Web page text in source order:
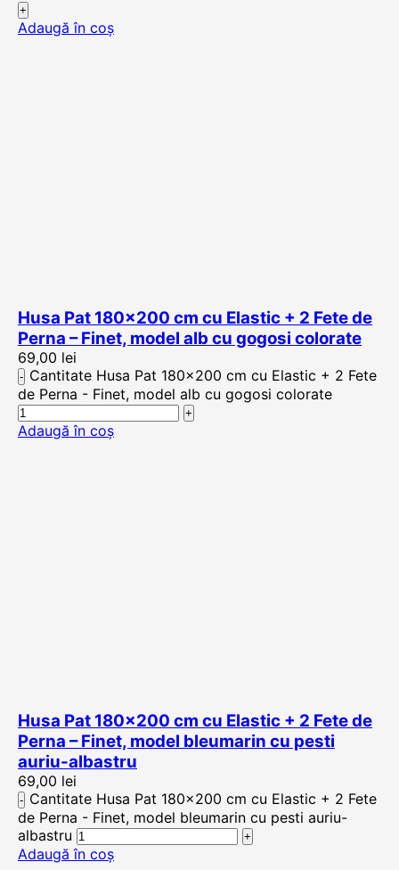
Adaugă în coș
Husa Pat 180×200 cm cu Elastic + 2 Fete de
Perna – Finet, model alb cu gogosi colorate
69,00 lei
Cantitate Husa Pat 180x200 cm cu Elastic + 2 Fete
de Perna - Finet, model alb cu gogosi colorate
Adaugă în coș
Husa Pat 180×200 cm cu Elastic + 2 Fete de
Perna – Finet, model bleumarin cu pesti
auriu-albastru
69,00 lei
Cantitate Husa Pat 180x200 cm cu Elastic + 2 Fete
de Perna - Finet, model bleumarin cu pesti auriu-
albastru
Adaugă în coș